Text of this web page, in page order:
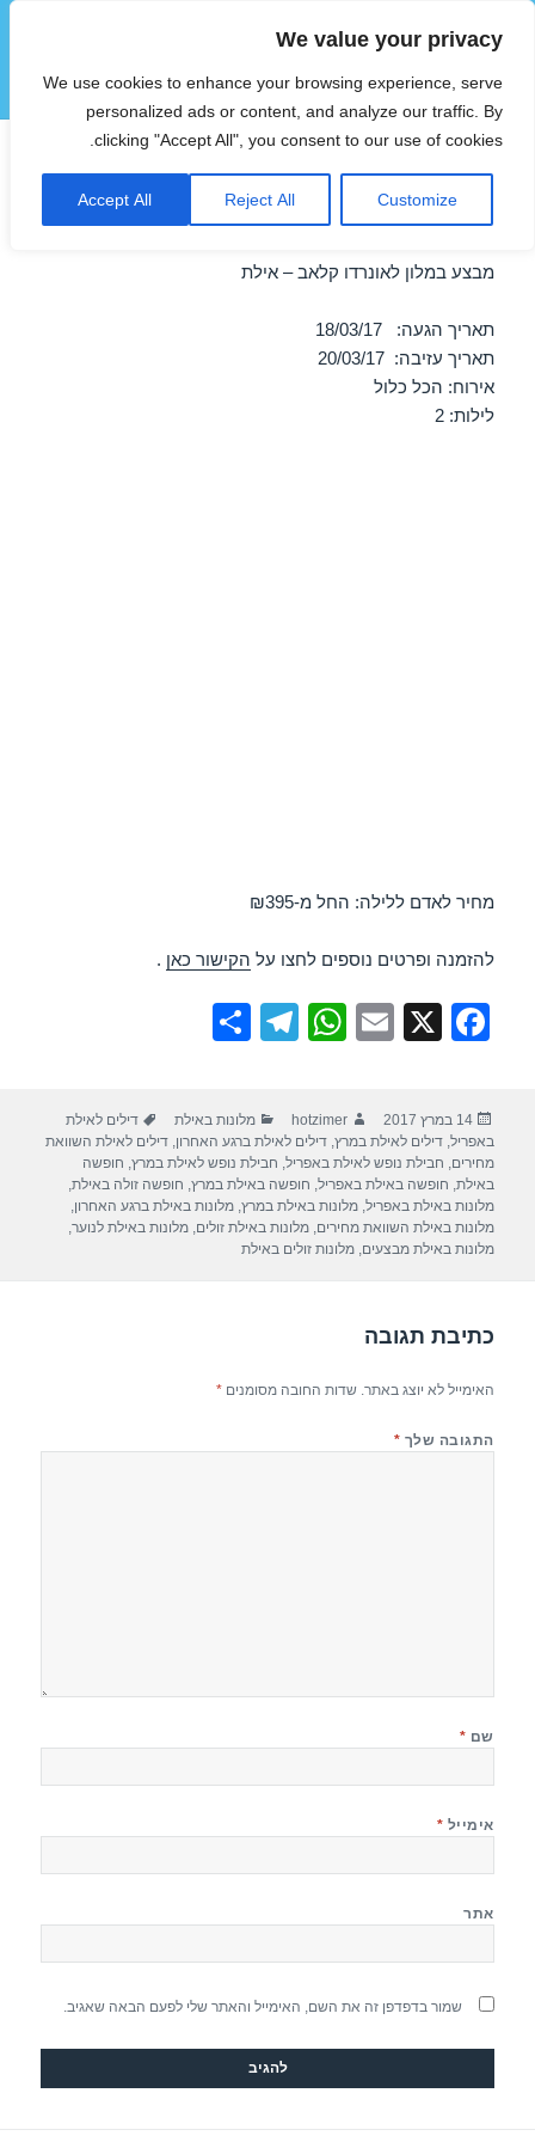
We value your privacy
We use cookies to enhance your browsing experience, serve
personalized ads or content, and analyze our traffic. By
clicking "Accept All", you consent to our use of cookies.
Customize
Reject All
Accept All
הוטצימר
תפריטים
ווידג'טים
חופשה במלון לאונרדו קלאב –
אילת 18/03/2017
מבצע במלון לאונרדו קלאב – אילת
תאריך הגעה: 18/03/17
תאריך עזיבה: 20/03/17
אירוח: הכל כלול
לילות: 2
מחיר לאדם ללילה: החל מ-₪395
להזמנה ופרטים נוספים לחצו על הקישור כאן .
F
e
b
o
o
X
E
W
s
A
p
p
T
gr
a
m
e
פורסם
בתאריך
14 במרץ 2017 מחבר
hotzimer קטגוריות
מלונות באילת תגיות
דילים לאילת
באפריל,דילים לאילת במרץ,דילים לאילת ברגע האחרון,דילים לאילת השוואת
מחירים, חבילת נופש לאילת באפריל, חבילת נופש לאילת במרץ, חופשה
באילת, חופשה באילת באפריל, חופשה באילת במרץ, חופשה זולה באילת,
מלונות באילת באפריל,מלונות באילת במרץ,מלונות באילת ברגע האחרון,
מלונות באילת השוואת מחירים,מלונות באילת זולים,מלונות באילת לנוער,
מלונות באילת מבצעים,מלונות זולים באילת
כתיבת תגובה
האימייל לא יוצג באתר. שדות החובה מסומנים*
התגובה שלך *
שם *
אימייל *
אתר
שמור בדפדפן זה את השם, האימייל והאתר שלי לפעם הבאה שאגיב.